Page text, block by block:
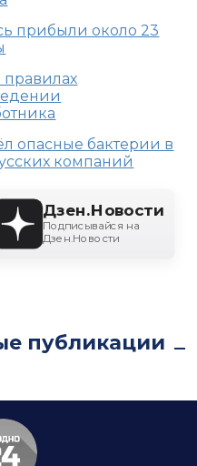
прибыли около 23
опасные бактерии в
компаний
Дзен.Новости
Подписывайся на
Дзен.Новости
публикации